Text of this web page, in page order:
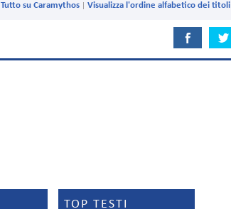
Visualizza l'ordine alfabetico dei titoli
Tutto su Caramythos
TOP TESTI